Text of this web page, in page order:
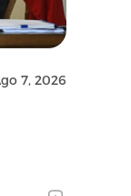
7, 2026